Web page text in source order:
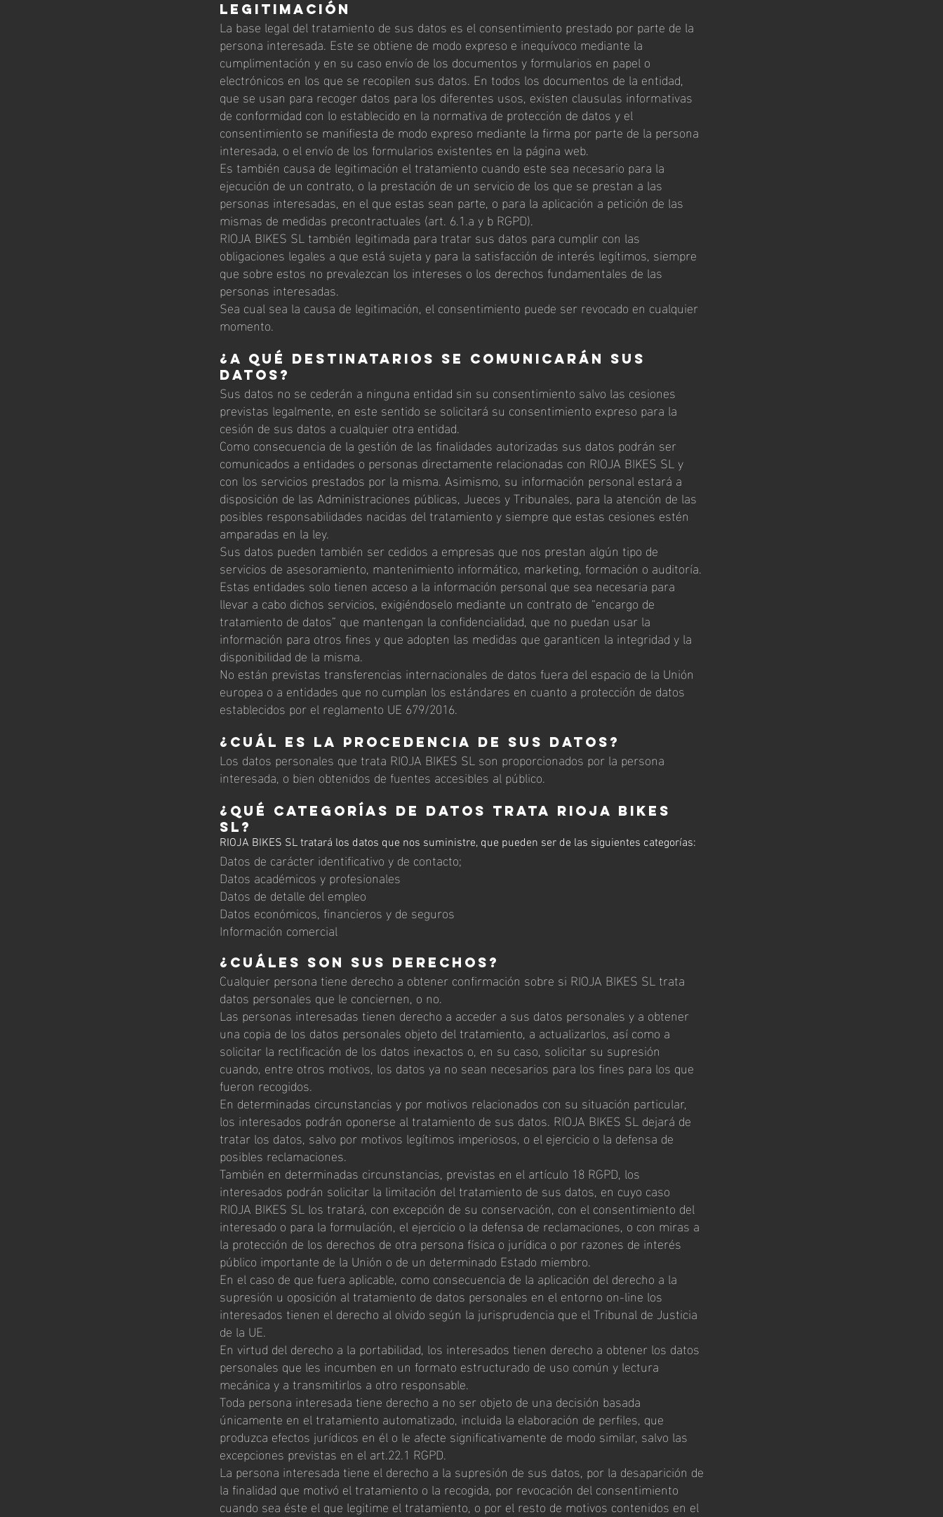
Legitimación
La base legal del tratamiento de sus datos es el consentimiento prestado por parte de la
persona interesada. Este se obtiene de modo expreso e inequívoco mediante la
cumplimentación y en su caso envío de los documentos y formularios en papel o
electrónicos en los que se recopilen sus datos. En todos los documentos de la entidad,
que se usan para recoger datos para los diferentes usos, existen clausulas informativas
de conformidad con lo establecido en la normativa de protección de datos y el
consentimiento se manifiesta de modo expreso mediante la firma por parte de la persona
interesada, o el envío de los formularios existentes en la página web.
Es también causa de legitimación el tratamiento cuando este sea necesario para la
ejecución de un contrato, o la prestación de un servicio de los que se prestan a las
personas interesadas, en el que estas sean parte, o para la aplicación a petición de las
mismas de medidas precontractuales (art. 6.1.a y b RGPD).
RIOJA BIKES SL también legitimada para tratar sus datos para cumplir con las
obligaciones legales a que está sujeta y para la satisfacción de interés legítimos, siempre
que sobre estos no prevalezcan los intereses o los derechos fundamentales de las
personas interesadas.
Sea cual sea la causa de legitimación, el consentimiento puede ser revocado en cualquier
momento.
¿A qué destinatarios se comunicarán sus
datos?
Sus datos no se cederán a ninguna entidad sin su consentimiento salvo las cesiones
previstas legalmente, en este sentido se solicitará su consentimiento expreso para la
cesión de sus datos a cualquier otra entidad.
Como consecuencia de la gestión de las finalidades autorizadas sus datos podrán ser
comunicados a entidades o personas directamente relacionadas con RIOJA BIKES SL y
con los servicios prestados por la misma. Asimismo, su información personal estará a
disposición de las Administraciones públicas, Jueces y Tribunales, para la atención de las
posibles responsabilidades nacidas del tratamiento y siempre que estas cesiones estén
amparadas en la ley.
Sus datos pueden también ser cedidos a empresas que nos prestan algún tipo de
servicios de asesoramiento, mantenimiento informático, marketing, formación o auditoría.
Estas entidades solo tienen acceso a la información personal que sea necesaria para
llevar a cabo dichos servicios, exigiéndoselo mediante un contrato de “encargo de
tratamiento de datos” que mantengan la confidencialidad, que no puedan usar la
información para otros fines y que adopten las medidas que garanticen la integridad y la
disponibilidad de la misma.
No están previstas transferencias internacionales de datos fuera del espacio de la Unión
europea o a entidades que no cumplan los estándares en cuanto a protección de datos
establecidos por el reglamento UE 679/2016.
¿Cuál es la procedencia de sus datos?
Los datos personales que trata RIOJA BIKES SL son proporcionados por la persona
interesada, o bien obtenidos de fuentes accesibles al público.
¿Qué categorías de datos trata RIOJA BIKES
SL?
RIOJA BIKES SL tratará los datos que nos suministre, que pueden ser de las siguientes categorías:
Datos de carácter identificativo y de contacto;
Datos académicos y profesionales
Datos de detalle del empleo
Datos económicos, financieros y de seguros
Información comercial
¿Cuáles son sus derechos?
Cualquier persona tiene derecho a obtener confirmación sobre si RIOJA BIKES SL trata
datos personales que le conciernen, o no.
Las personas interesadas tienen derecho a acceder a sus datos personales y a obtener
una copia de los datos personales objeto del tratamiento, a actualizarlos, así como a
solicitar la rectificación de los datos inexactos o, en su caso, solicitar su supresión
cuando, entre otros motivos, los datos ya no sean necesarios para los fines para los que
fueron recogidos.
En determinadas circunstancias y por motivos relacionados con su situación particular,
los interesados podrán oponerse al tratamiento de sus datos. RIOJA BIKES SL dejará de
tratar los datos, salvo por motivos legítimos imperiosos, o el ejercicio o la defensa de
posibles reclamaciones.
También en determinadas circunstancias, previstas en el artículo 18 RGPD, los
interesados podrán solicitar la limitación del tratamiento de sus datos, en cuyo caso
RIOJA BIKES SL los tratará, con excepción de su conservación, con el consentimiento del
interesado o para la formulación, el ejercicio o la defensa de reclamaciones, o con miras a
la protección de los derechos de otra persona física o jurídica o por razones de interés
público importante de la Unión o de un determinado Estado miembro.
En el caso de que fuera aplicable, como consecuencia de la aplicación del derecho a la
supresión u oposición al tratamiento de datos personales en el entorno on-line los
interesados tienen el derecho al olvido según la jurisprudencia que el Tribunal de Justicia
de la UE.
En virtud del derecho a la portabilidad, los interesados tienen derecho a obtener los datos
personales que les incumben en un formato estructurado de uso común y lectura
mecánica y a transmitirlos a otro responsable.
Toda persona interesada tiene derecho a no ser objeto de una decisión basada
únicamente en el tratamiento automatizado, incluida la elaboración de perfiles, que
produzca efectos jurídicos en él o le afecte significativamente de modo similar, salvo las
excepciones previstas en el art.22.1 RGPD.
La persona interesada tiene el derecho a la supresión de sus datos, por la desaparición de
la finalidad que motivó el tratamiento o la recogida, por revocación del consentimiento
cuando sea éste el que legitime el tratamiento, o por el resto de motivos contenidos en el